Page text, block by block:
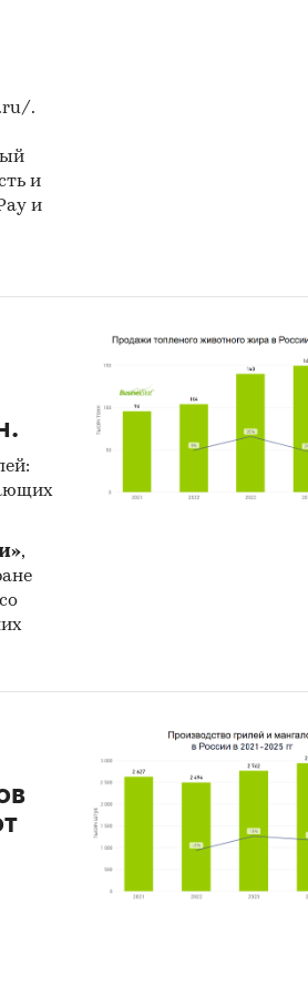
.
и
и
,